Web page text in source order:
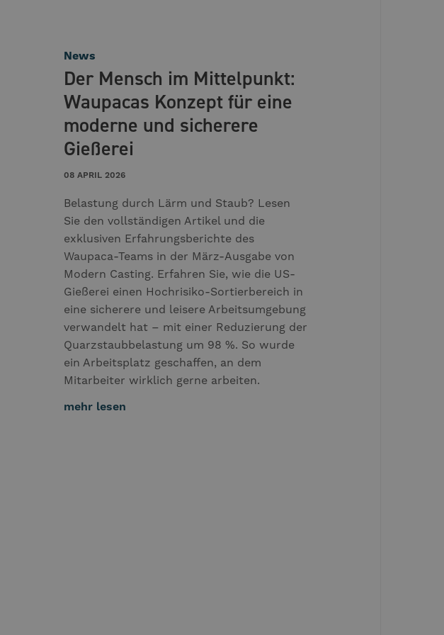
News
Der Mensch im Mittelpunkt:
Waupacas Konzept für eine
moderne und sicherere
Gießerei
08 APRIL 2026
Belastung durch Lärm und Staub? Lesen
Sie den vollständigen Artikel und die
exklusiven Erfahrungsberichte des
Waupaca-Teams in der März-Ausgabe von
Modern Casting. Erfahren Sie, wie die US-
Gießerei einen Hochrisiko-Sortierbereich in
eine sicherere und leisere Arbeitsumgebung
verwandelt hat – mit einer Reduzierung der
Quarzstaubbelastung um 98 %. So wurde
ein Arbeitsplatz geschaffen, an dem
Mitarbeiter wirklich gerne arbeiten.
mehr lesen